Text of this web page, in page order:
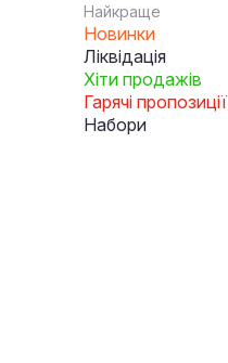
Найкраще
Новинки
Ліквідація
Хіти продажів
Гарячі пропозиції
Набори